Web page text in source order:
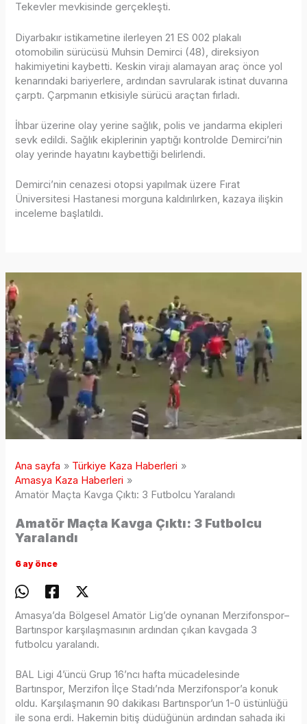
Tekevler mevkisinde gerçekleşti.
Diyarbakır istikametine ilerleyen 21 ES 002 plakalı
otomobilin sürücüsü Muhsin Demirci (48), direksiyon
hakimiyetini kaybetti. Keskin virajı alamayan araç önce yol
kenarındaki bariyerlere, ardından savrularak istinat duvarına
çarptı. Çarpmanın etkisiyle sürücü araçtan fırladı.
İhbar üzerine olay yerine sağlık, polis ve jandarma ekipleri
sevk edildi. Sağlık ekiplerinin yaptığı kontrolde Demirci’nin
olay yerinde hayatını kaybettiği belirlendi.
Demirci’nin cenazesi otopsi yapılmak üzere Fırat
Üniversitesi Hastanesi morguna kaldırılırken, kazaya ilişkin
inceleme başlatıldı.
Ana sayfa
Türkiye Kaza Haberleri
Amasya Kaza Haberleri
Amatör Maçta Kavga Çıktı: 3 Futbolcu Yaralandı
Amatör Maçta Kavga Çıktı: 3 Futbolcu
Yaralandı
6 ay önce
Amasya’da Bölgesel Amatör Lig’de oynanan Merzifonspor–
Bartınspor karşılaşmasının ardından çıkan kavgada 3
futbolcu yaralandı.
BAL Ligi 4’üncü Grup 16’ncı hafta mücadelesinde
Bartınspor, Merzifon İlçe Stadı’nda Merzifonspor’a konuk
oldu. Karşılaşmanın 90 dakikası Bartınspor’un 1-0 üstünlüğü
ile sona erdi. Hakemin bitiş düdüğünün ardından sahada iki